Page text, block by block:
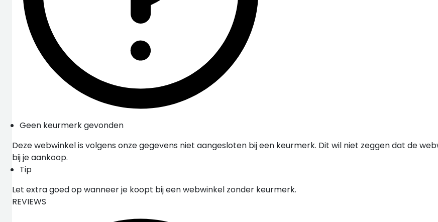
Geen keurmerk gevonden
Deze webwinkel is volgens onze gegevens niet aangesloten bij een keurmerk. Dit wil niet zeggen dat de
bij je aankoop.
Tip
Let extra goed op wanneer je koopt bij een webwinkel zonder keurmerk.
REVIEWS